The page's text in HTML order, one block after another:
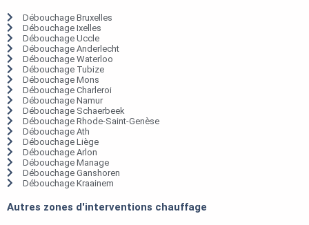
Débouchage Bruxelles
Débouchage Ixelles
Débouchage Uccle
Débouchage Anderlecht
Débouchage Waterloo
Débouchage Tubize
Débouchage Mons
Débouchage Charleroi
Débouchage Namur
Débouchage Schaerbeek
Débouchage Rhode-Saint-Genèse
Débouchage Ath
Débouchage Liège
Débouchage Arlon
Débouchage Manage
Débouchage Ganshoren
Débouchage Kraainem
Autres zones d'interventions chauffage